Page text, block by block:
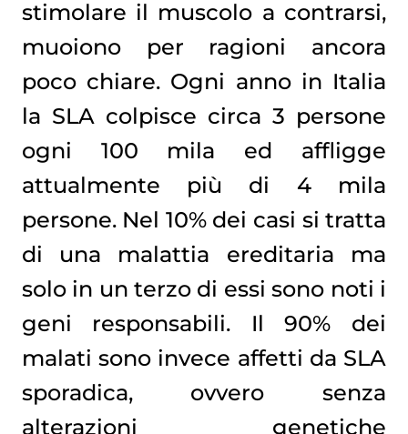
stimolare il muscolo a contrarsi,
muoiono per ragioni ancora
poco chiare. Ogni anno in Italia
la SLA colpisce circa 3 persone
ogni 100 mila ed affligge
attualmente più di 4 mila
persone. Nel 10% dei casi si tratta
di una malattia ereditaria ma
solo in un terzo di essi sono noti i
geni responsabili. Il 90% dei
malati sono invece affetti da SLA
sporadica, ovvero senza
alterazioni genetiche